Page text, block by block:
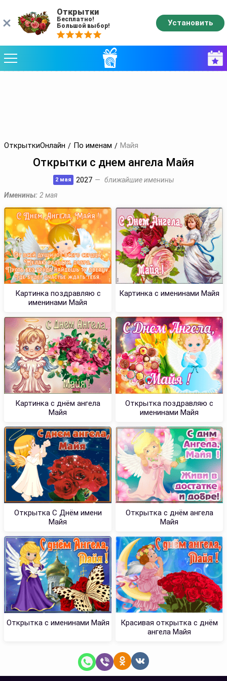
ОткрыткиОнлайн По именам Майя
Открытки с днем ангела Майя
2 мая 2027
ближайшие именины
Именины: 2 мая
Картинка поздравляю с
именинами Майя
Картинка с именинами Майя
Картинка с днём ангела
Майя
Открытка поздравляю с
именинами Майя
Открытка С Днём имени
Майя
Открытка с днём ангела
Майя
Открытка с именинами Майя
Красивая открытка с днём
ангела Майя
Открытки
Бесплатно!
Большой выбор!
Установить